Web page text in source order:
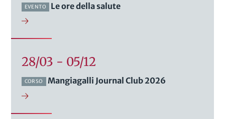
EVENTO Le ore della salute
28/03 - 05/12
CORSO Mangiagalli Journal Club 2026